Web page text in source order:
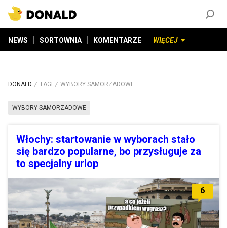
NEWS SORTOWNIA KOMENTARZE WIĘCEJ
DONALD TAGI WYBORY SAMORZADOWE
WYBORY SAMORZADOWE
Włochy: startowanie w wyborach stało
się bardzo popularne, bo przysługuje za
to specjalny urlop
6